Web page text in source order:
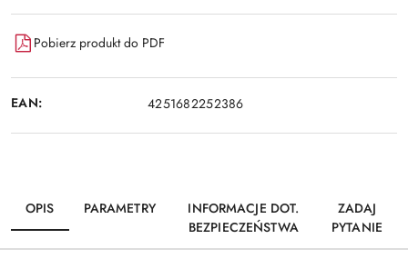
Pobierz produkt do PDF
EAN: 4251682252386
OPIS PARAMETRY
INFORMACJE DOT.
BEZPIECZEŃSTWA
ZADAJ
PYTANIE